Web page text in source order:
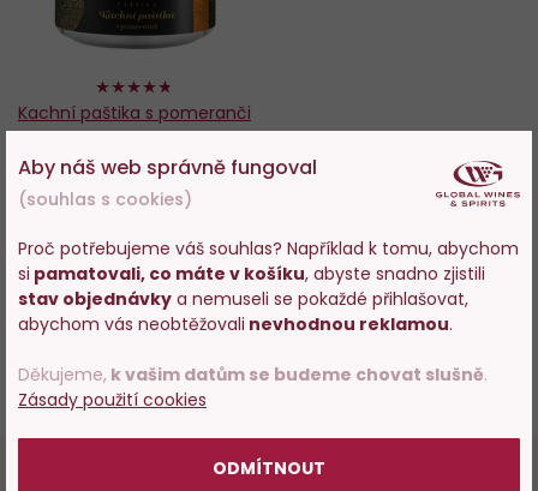
94%
Kachní paštika s pomeranči
160g
Skladem 192 ks
139 Kč
− +
PŘIKOUPIT
94%
Aby náš web správně fungoval
(souhlas s cookies)
Proč potřebujeme váš souhlas? Například k tomu, abychom
si pamatovali, co máte v košíku, abyste snadno zjistili
stav objednávky a nemuseli se pokaždé přihlašovat,
abychom vás neobtěžovali nevhodnou reklamou.
Děkujeme, k vašim datům se budeme chovat slušně.
Zásady použití cookies
ODMÍTNOUT
Vstupujete na stránky
s prodejem alkoholu. Prosím